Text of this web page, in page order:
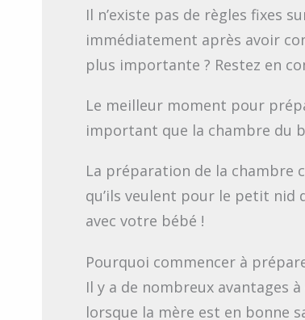
Il n’existe pas de règles fixes
immédiatement après avoir
plus importante ? Restez en
Le meilleur moment pour
important que la chambre du
La préparation de la chambre
qu’ils veulent pour le petit
avec votre bébé !
Pourquoi commencer à
Il y a de nombreux avantages
lorsque la mère est en bonne